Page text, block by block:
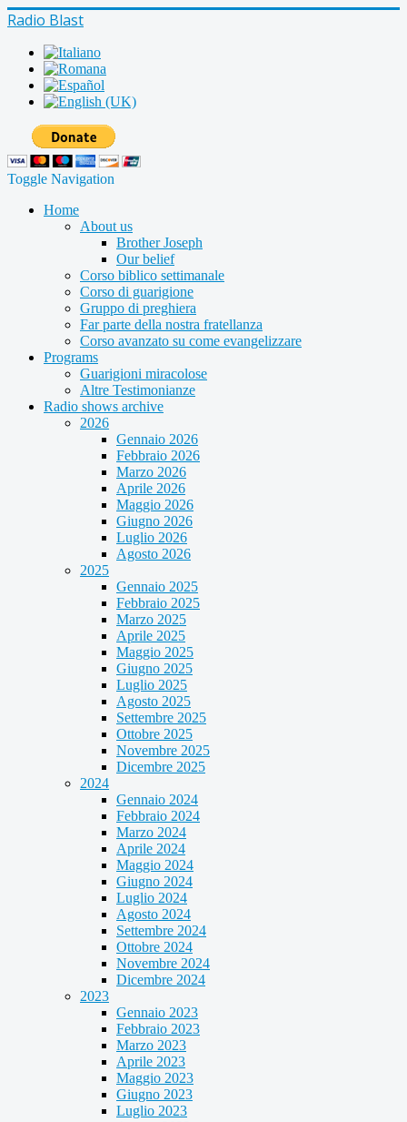
Radio Blast
Toggle Navigation
Home
About us
Brother Joseph
Our belief
Corso biblico settimanale
Corso di guarigione
Gruppo di preghiera
Far parte della nostra fratellanza
Corso avanzato su come evangelizzare
Programs
Guarigioni miracolose
Altre Testimonianze
Radio shows archive
2026
Gennaio 2026
Febbraio 2026
Marzo 2026
Aprile 2026
Maggio 2026
Giugno 2026
Luglio 2026
Agosto 2026
2025
Gennaio 2025
Febbraio 2025
Marzo 2025
Aprile 2025
Maggio 2025
Giugno 2025
Luglio 2025
Agosto 2025
Settembre 2025
Ottobre 2025
Novembre 2025
Dicembre 2025
2024
Gennaio 2024
Febbraio 2024
Marzo 2024
Aprile 2024
Maggio 2024
Giugno 2024
Luglio 2024
Agosto 2024
Settembre 2024
Ottobre 2024
Novembre 2024
Dicembre 2024
2023
Gennaio 2023
Febbraio 2023
Marzo 2023
Aprile 2023
Maggio 2023
Giugno 2023
Luglio 2023